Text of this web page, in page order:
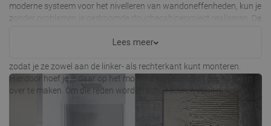
moderne systeem voor het nivelleren van wandoneffenheden, kun je
zonder problemen je gedroomde douchecabineproject realiseren. De
verschillende diktes. Je hebt de keuze uit helder glas en andere
zodat je ze zowel aan de linker- als rechterkant kunt monteren.
Hierdoor hoef je je daar op het moment van bestellen geen zorgen
over te maken. Om die reden worden schuifdeuren vaak gekozen.
Lees meer